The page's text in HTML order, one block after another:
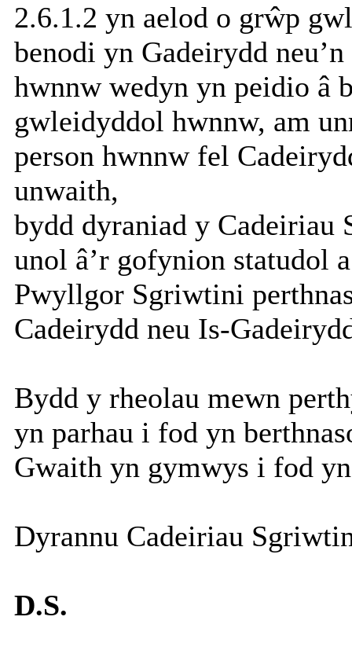
2.6.1.2 yn aelod o grŵp
benodi yn Gadeirydd
hwnnw wedyn yn peidio â
gwleidyddol hwnnw, am
person hwnnw fel
unwaith,
bydd dyraniad y
unol â’r gofynion statudol
Pwyllgor Sgriwtini
Cadeirydd neu Is-
Bydd y rheolau mewn
yn parhau i fod yn
Gwaith yn gymwys i fod
Dyrannu Cadeiriau
D.S.